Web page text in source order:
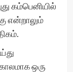
கம்பெனியில்
என்றாலும்
ஒரு